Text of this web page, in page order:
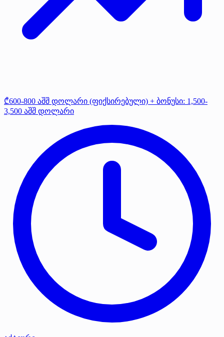
₾600-800 აშშ დოლარი (ფიქსირებული) + ბონუსი: 1,500-
3,500 აშშ დოლარი